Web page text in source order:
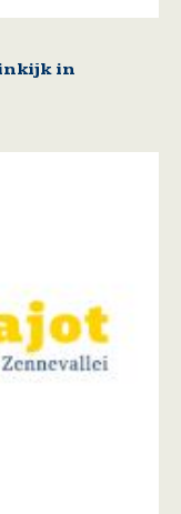
in